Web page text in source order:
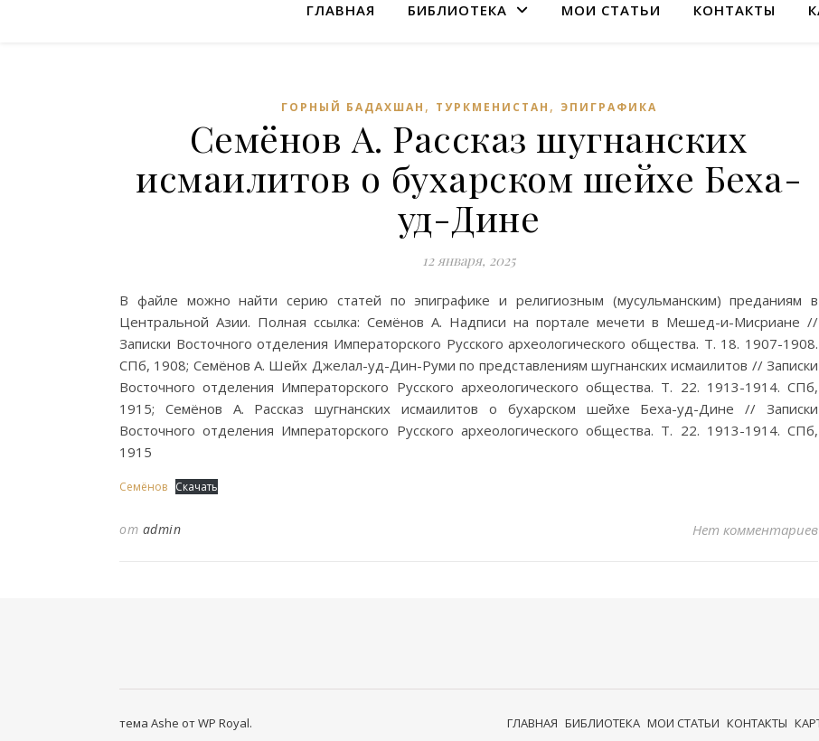
ГЛАВНАЯ БИБЛИОТЕКА МОИ СТАТЬИ КОНТАКТЫ
ГОРНЫЙ БАДАХШАН , ТУРКМЕНИСТАН , ЭПИГРАФИКА
Семёнов А. Рассказ шугнанских
исмаилитов о бухарском шейхе Беха-
уд-Дине
12 января, 2025
В файле можно найти серию статей по эпиграфике и религиозным (мусульманским) преданиям в
Центральной Азии. Полная ссылка: Семёнов А. Надписи на портале мечети в Мешед-и-Мисриане //
Записки Восточного отделения Императорского Русского археологического общества. Т. 18. 1907-1908.
СПб, 1908; Семёнов А. Шейх Джелал-уд-Дин-Руми по представлениям шугнанских исмаилитов // Записки
Восточного отделения Императорского Русского археологического общества. Т. 22. 1913-1914. СПб,
1915; Семёнов А. Рассказ шугнанских исмаилитов о бухарском шейхе Беха-уд-Дине // Записки
Восточного отделения Императорского Русского археологического общества. Т. 22. 1913-1914. СПб,
1915
Семёнов Скачать
от admin Нет комментариев
ГЛАВНАЯ БИБЛИОТЕКА МОИ СТАТЬИ КОНТАКТЫ
тема Ashe отWP Royal.